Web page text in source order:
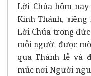
Lời Chúa hôm
Kinh Thánh,
Lời Chúa trong
mỗi người được
qua Thánh lễ và
múc nơi Người